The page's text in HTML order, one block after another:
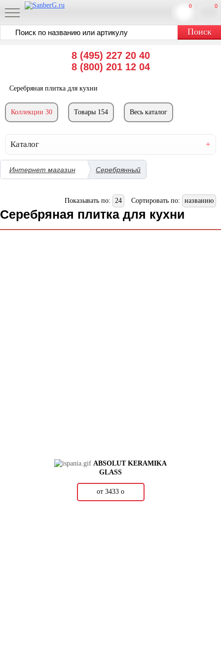
8 (495) 227 20 40
8 (800) 201 12 04
0
0
Серебряная плитка для кухни
Коллекции 30 Товары 154 Весь каталог
Каталог
Интернет магазин Серебрянный
Показывать по: 24 Сортировать по: названию
Серебряная плитка для кухни
ABSOLUT KERAMIKA
GLASS
от 3433 о